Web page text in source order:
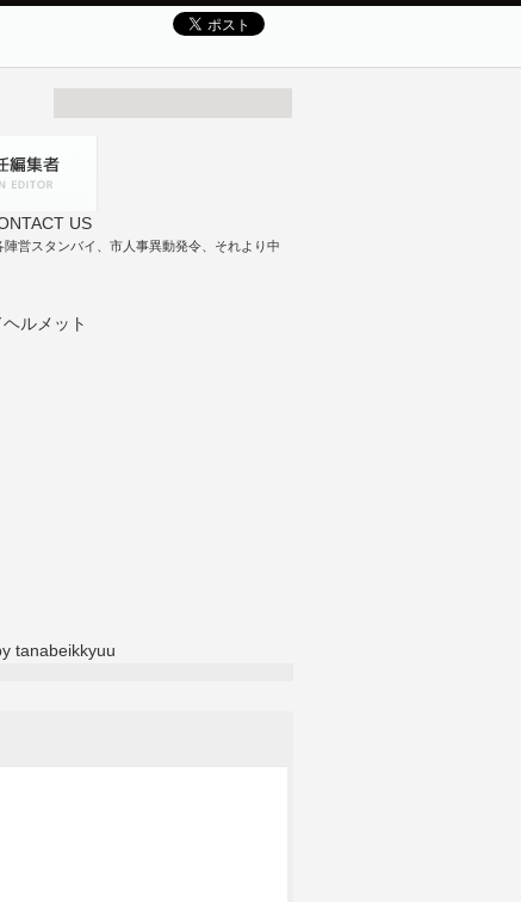
営スタンバイ、市人事異動発令、それより中
tanabeikkyuu